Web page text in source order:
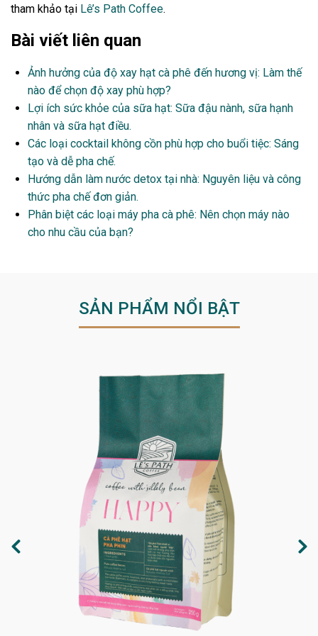
tham khảo tại Lê’s Path Coffee.
Bài viết liên quan
Ảnh hưởng của độ xay hạt cà phê đến hương vị: Làm thế
nào để chọn độ xay phù hợp?
Lợi ích sức khỏe của sữa hạt: Sữa đậu nành, sữa hạnh
nhân và sữa hạt điều.
Các loại cocktail không cồn phù hợp cho buổi tiệc: Sáng
tạo và dễ pha chế.
Hướng dẫn làm nước detox tại nhà: Nguyên liệu và công
thức pha chế đơn giản.
Phân biệt các loại máy pha cà phê: Nên chọn máy nào
cho nhu cầu của bạn?
SẢN PHẨM NỔI BẬT